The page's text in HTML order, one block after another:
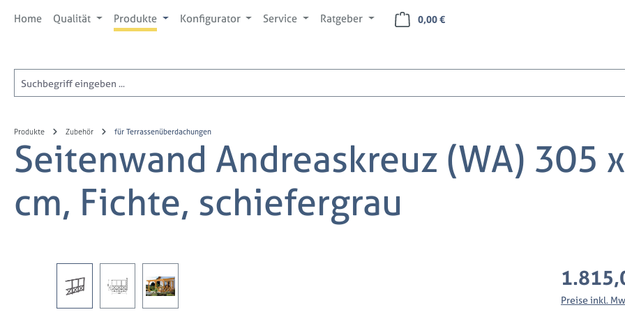
Hauptinhalt springen
Zur Suche springen
Zur Hauptnavigation springen
Home Qualität Produkte Konfigurator Service Ratgeber 0,00 €Warenkorb enthält 0 Positionen. Der
Produkte Zubehör für Terrassenüberdachungen
Seitenwand Andreaskreuz (WA) 305
cm, Fichte, schiefergrau
Regulärer
Preise inkl.